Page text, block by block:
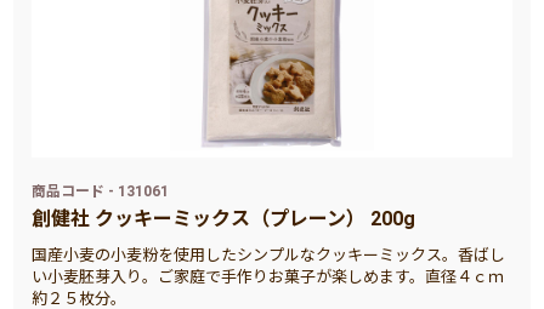
商品コード - 131061
創健社 クッキーミックス（プレーン） 200g
国産小麦の小麦粉を使用したシンプルなクッキーミックス。香ばし
い小麦胚芽入り。ご家庭で手作りお菓子が楽しめます。直径４ｃｍ
約２５枚分。